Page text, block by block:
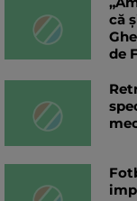
că
de